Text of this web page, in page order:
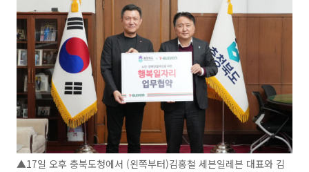
▲17일 오후 충북도청에서 (왼쪽부터)김홍철 세븐일레븐 대표와 김